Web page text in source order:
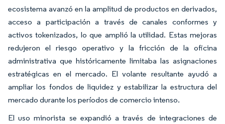
ecosistema avanzó en la amplitud de productos en derivados,
acceso a participación a través de canales conformes y
activos tokenizados, lo que amplió la utilidad. Estas mejoras
redujeron el riesgo operativo y la fricción de la oficina
administrativa que históricamente limitaba las asignaciones
estratégicas en el mercado. El volante resultante ayudó a
ampliar los fondos de liquidez y estabilizar la estructura del
mercado durante los períodos de comercio intenso.
El uso minorista se expandió a través de integraciones de